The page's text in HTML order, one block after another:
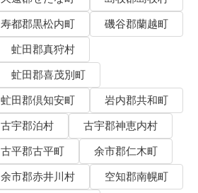
寿都郡黒松内町
磯谷郡蘭越町
虻田郡真狩村
虻田郡喜茂別町
虻田郡倶知安町
岩内郡共和町
古宇郡泊村
古宇郡神恵内村
古平郡古平町
余市郡仁木町
余市郡赤井川村
空知郡南幌町